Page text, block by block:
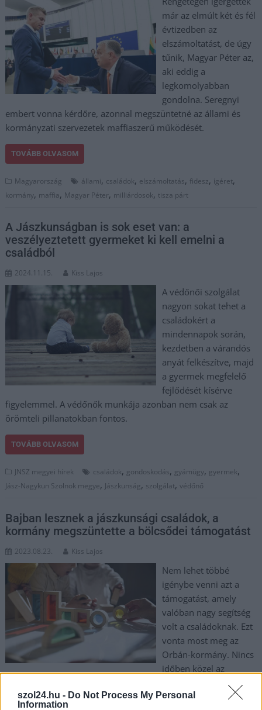
szol24.hu - Do Not Process My Personal
Information
már az elmúlt két és fél
évtizedben az
elszámoltatást, de úgy
tűnik, Magyar Péter az,
aki eddig a
legkomolyabban
gondolna. Seregnyi
embert vonna kérdőre, azonnal megszüntetné az állami és
kormányzati szervezetek maffiaszerű működését.
TOVÁBB OLVASOM
Magyarország állami, családok, elszámoltatás, fidesz, ígéret,
kormány, maffia, Magyar Péter, milliárdosok, tisza párt
A Jászkunságban is sok eset van: a
veszélyeztetett gyermeket ki kell emelni a
családból
2024.11.15. Kiss Lajos
A védőnői szolgálat
nagyon sokat tehet a
családokért a
mindennapok során,
kezdetben a várandós
anyát felkészítve, majd
a gyermek megfelelő
fejlődését kísérve
figyelemmel. A védőnők munkája azonban nem csak az
örömteli pillanatokban fontos.
TOVÁBB OLVASOM
JNSZ megyei hírek családok, gondoskodás, gyámügy, gyermek,
Jász-Nagykun Szolnok megye, Jászkunság, szolgálat,védőnő
Bajban lesznek a jászkunsági családok, a
kormány megszüntette a bölcsődei támogatást
2023.08.23. Kiss Lajos
Nem lehet többé
igénybe venni azt a
támogatást, amely
valóban nagy segítség
volt a családoknak. Ezt
vonta most meg az
Orbán-kormány. Nincs
időben közel az
országgyűlési választás. Jász-Nagykun-Szolnok megyében is
sok családot érint nagyon rosszul ez az új döntés.